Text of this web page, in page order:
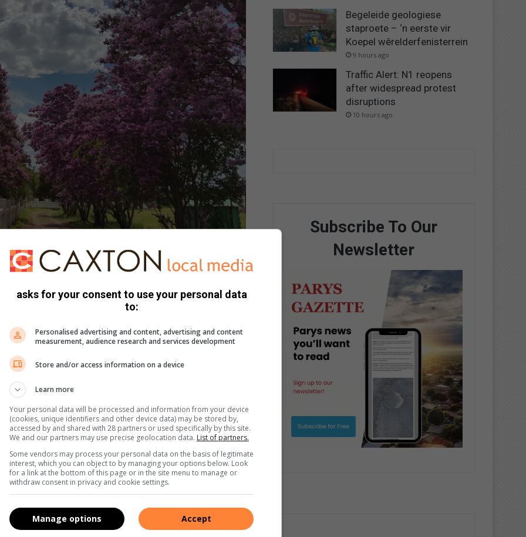
teen Sasolburg en Clarens. Wat jy moet onthou is dat dit
straatligte nie. Allermins.
Begeleide geologiese
staproete – ‘n eerste vir
Koepel wêrelderfenisterrein
9 hours ago
Traffic Alert: N1 reopens
after widespread protest
disruptions
10 hours ago
Subscribe To Our
Newsletter
asks for your consent to use your personal data
to:
Personalised advertising and content, advertising and content
measurement, audience research and services development
Store and/or access information on a device
Learn more
Your personal data will be processed and information from your device
(cookies, unique identifiers and other device data) may be stored by,
accessed by and shared with 28 partners or used specifically by this site.
We and our partners may use precise geolocation data. List of partners.
Some vendors may process your personal data on the basis of legitimate
interest, which you can object to by managing your options below. Look
for a link at the bottom of this page or in the site menu to manage or
withdraw consent in privacy and cookie settings.
Accept
Manage options